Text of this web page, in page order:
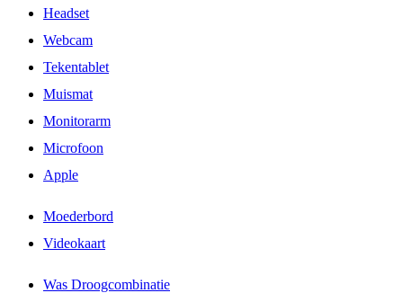
Headset
Webcam
Tekentablet
Muismat
Monitorarm
Microfoon
Apple
Moederbord
Videokaart
Was Droogcombinatie